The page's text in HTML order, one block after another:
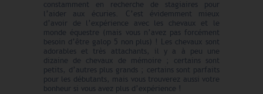
constamment en recherche de stagiaires pour
l’aider aux écuries. C’est évidemment mieux
d’avoir de l’expérience avec les chevaux et le
monde équestre (mais vous n’avez pas forcément
besoin d’être galop 5 non plus) ! Les chevaux sont
adorables et très attachants, il y a à peu une
dizaine de chevaux de mémoire ; certains sont
petits, d’autres plus grands ; certains sont parfaits
pour les débutants, mais vous trouverez aussi votre
bonheur si vous avez plus d’expérience !